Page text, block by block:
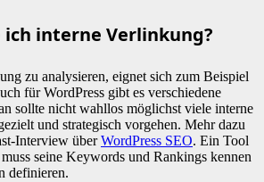
ich interne Verlinkung?
zu analysieren, eignet sich zum Beispiel
für WordPress gibt es verschiedene
sollte nicht wahllos möglichst viele interne
und strategisch vorgehen. Mehr dazu
Interview überWordPress SEO. Ein Tool
seine Keywords und Rankings kennen
definieren.